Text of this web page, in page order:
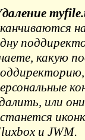
какую
или
и JWM.